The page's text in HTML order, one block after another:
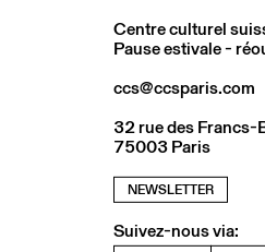
Centre culturel
Pause estivale -
ccs@ccsparis.com
32 rue des
75003 Paris
NEWSLETTER
Suivez-nous via: